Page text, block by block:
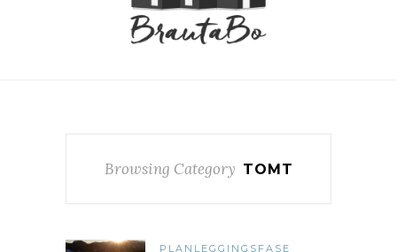
Browsing Category TOMT
PLANLEGGINGSFASE